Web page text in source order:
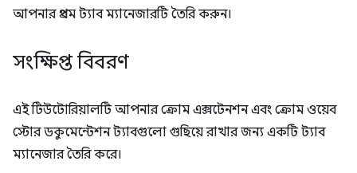
আপনার প্রথম ট্যাব ম্যানেজারটি তৈরি করুন।
সংক্ষিপ্ত বিবরণ
এই টিউটোরিয়ালটি আপনার ক্রোম এক্সটেনশন এবং ক্রোম ওয়েব
স্টোর ডকুমেন্টেশন ট্যাবগুলো গুছিয়ে রাখার জন্য একটি ট্যাব
ম্যানেজার তৈরি করে।